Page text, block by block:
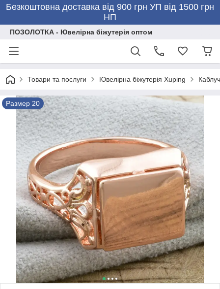
Безкоштовна доставка від 900 грн УП від 1500 грн
НП
ПОЗОЛОТКА - Ювелірна біжутерія оптом
Товари та послуги Ювелірна біжутерія Xuping
Размер 20